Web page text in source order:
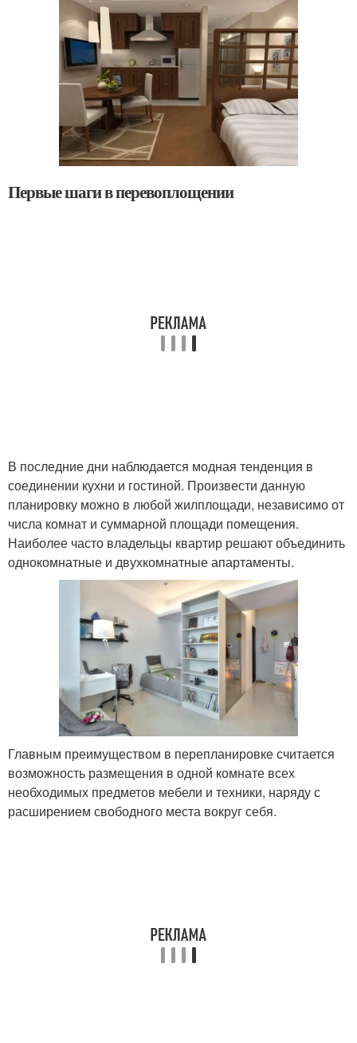
Первые шаги в перевоплощении
В последние дни наблюдается модная тенденция в
соединении кухни и гостиной. Произвести данную
планировку можно в любой жилплощади, независимо от
числа комнат и суммарной площади помещения.
Наиболее часто владельцы квартир решают объединить
однокомнатные и двухкомнатные апартаменты.
Главным преимуществом в перепланировке считается
возможность размещения в одной комнате всех
необходимых предметов мебели и техники, наряду с
расширением свободного места вокруг себя.